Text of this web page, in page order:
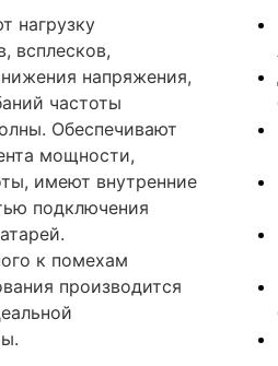
нагрузку
всплесков,
напряжения,
частоты
Обеспечивают
мощности,
имеют внутренние
подключения
к помехам
производится